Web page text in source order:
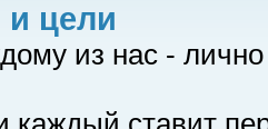
цели
из нас -